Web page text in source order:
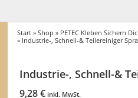
Start »Shop » PETEC Kleben Sichern
» Industrie-, Schnell-& Teilereiniger
Industrie-, Schnell-&
9,28€ inkl. MwSt.